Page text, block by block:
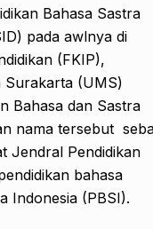
Bahasa Sastra
pada awlnya di
(FKIP),
Surakarta (UMS)
Bahasa dan Sastra
nama tersebut
Jendral Pendidikan
bahasa
Indonesia (PBSI).